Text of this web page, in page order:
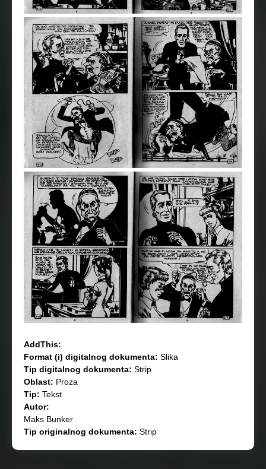
AddThis:
Format (i) digitalnog dokumenta: Slika
Tip digitalnog dokumenta: Strip
Oblast: Proza
Tip: Tekst
Autor:
Maks Bunker
Tip originalnog dokumenta: Strip